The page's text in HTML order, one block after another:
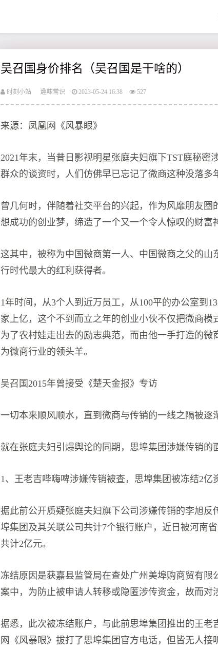
吴召国身价排名（吴召国是干啥的）
时刻小站 趣味常识 2023-05-24 16:38 527
来源：凤凰网《风暴眼》
2021年末，当昔日影视明星张庭夫妇旗下TST庭秘密
群众的谈资时，人们仿佛早已忘记了微商这种没落多
曾几何时，伴随着社交平台的兴起，作为风靡朋友圈
想成功的创业梦，缔造了一个又一个令人惊叹的财富
这其中，被称为中国微商第一人、中国微商之父的山
行时代最大的红利获得者。
1年时间，从3个人到近万员工，从100平的办公室到
家上亿，这个不到而立之年的创业小伙不仅把微商模
为了农村娃走出去的励志典范，而由他一手打造的
为微商行业的领头羊。
吴召国2015年曾接受《楚天金报》专访
一切本来顺风顺水，直到微商与传销的一线之隔被逐
就在张庭夫妇引爆舆论的同期，思埠集团涉嫌传销的
1、王老吉哔嗨啤涉嫌传销被查，思埠集团被冻结2亿
据此前公开质疑张庭夫妇旗下公司涉嫌传销的李旭反
埠集团及其关联公司共计7个银行账户，近日被河南
共计2亿元。
冻结原因是获嘉县监管局在查处广州美埠购商贸有限
案中，为防止被申请人转移或隐匿涉传资金，故而对
据悉，此次被冻结账户，与此前思埠集团推出的王老
网《风暴眼》拔打了思埠集团官方电话，但皆无人接